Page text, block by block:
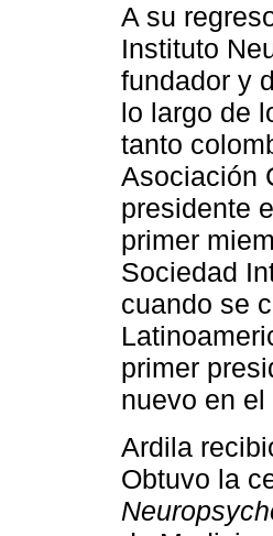
A su
Instituto
fundador y
lo largo de
tanto
Asociación
presidente
primer
Sociedad
cuando se
primer
nuevo en
Ardila
Obtuvo la